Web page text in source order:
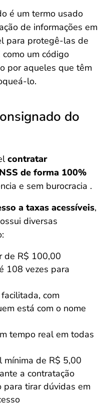
é um termo usado
de informações em
para protegê-las de
um código
por aqueles que têm
lo.
do
contratar
de forma 100%
e sem burocracia .
a taxas acessíveis,
diversas
de R$ 100,00
108 vezes para
com
está com o nome
tempo real em todas
mínima de R$ 5,00
a contratação
para tirar dúvidas em